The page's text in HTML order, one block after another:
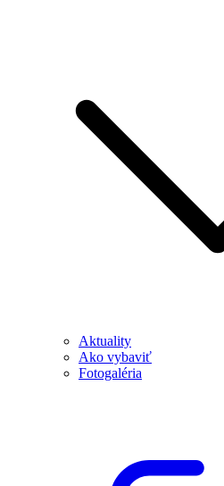
Aktuality
Ako vybaviť
Fotogaléria